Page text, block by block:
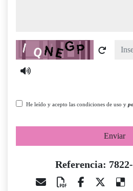
Captcha
He leído y acepto las condiciones de uso y
Enviar
Referencia: